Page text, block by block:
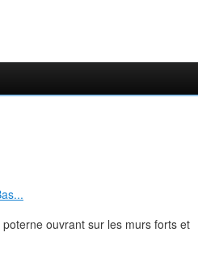
ouvrant sur les murs forts et